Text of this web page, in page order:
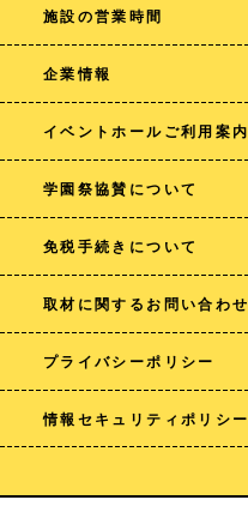
施設の営業時間
企業情報
イベントホールご利用案内
学園祭協賛について
免税手続きについて
取材に関するお問い合わせ
プライバシーポリシー
情報セキュリティポリシー